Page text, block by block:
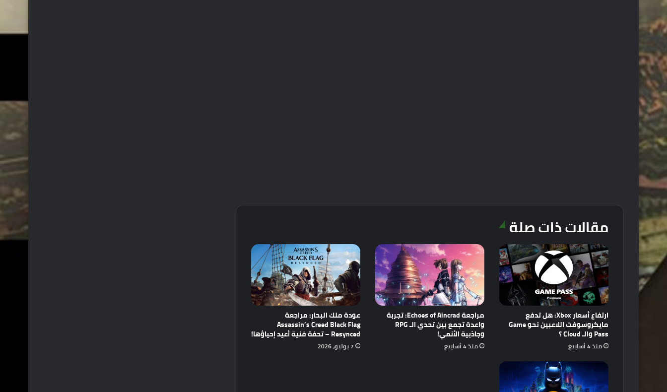
مقالات ذات صلة
ارتفاع أسعار Xbox: هل تدفع
مايكروسوفت اللاعبين نحو Game
Pass والـ Cloud ؟
منذ 4 أسابيع
مراجعة Echoes of Aincrad: تجربة
واعدة تجمع بين تحدي الـ RPG
وجاذبية الأنمي!
منذ 4 أسابيع
عودة ملك البحار: مراجعة
Assassin’s Creed Black Flag
Resynced – تحفة فنية أعيد إحياؤها!
7 يوليو، 2026